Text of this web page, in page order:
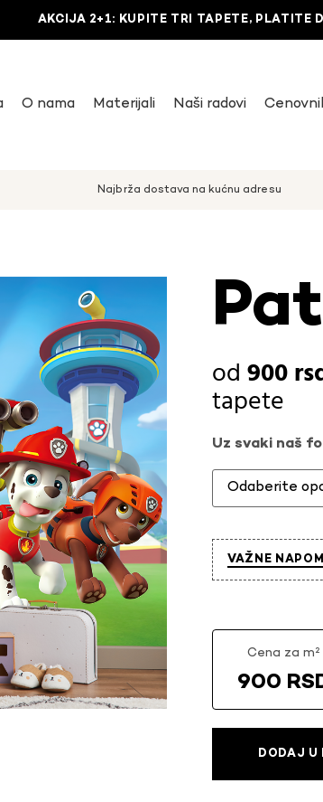
AKCIJA 2+1: KUPITE TRI TAPETE, PLATITE
O nama Materijali Naši radovi
Najbrža dostava na kućnu adresu
900
tapete
Uz svaki naš
VAŽNE
Cena za m²
900
DODAJ U